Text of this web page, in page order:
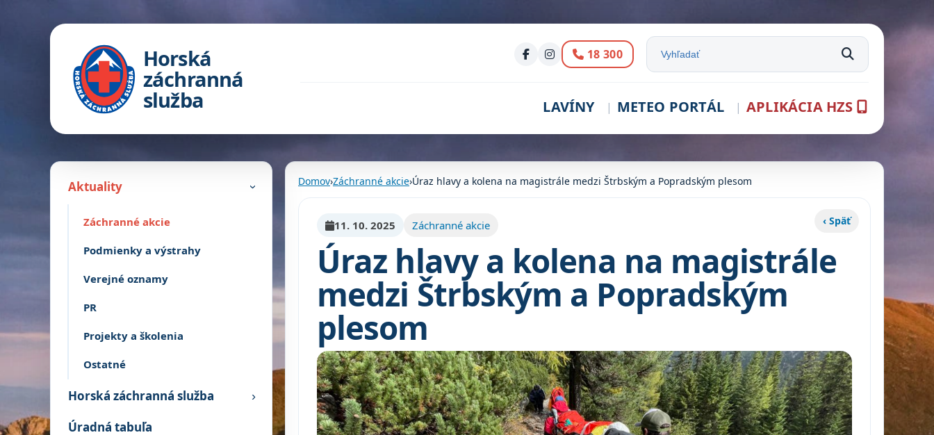
Horská
záchranná
služba
Volanie:
18 300 Vyhľadať na stránke
LAVÍNY METEO PORTÁL APLIKÁCIA HZS
Aktuality ›
Záchranné akcie
Podmienky a výstrahy
Verejné oznamy
PR
Projekty a školenia
Ostatné
Horská záchranná služba ›
Úradná tabuľa
Domov›Záchranné akcie›Úraz hlavy a kolena na magistrále medzi Štrbským a Popradským plesom
‹ Späť
11. 10. 2025 Záchranné akcie
Úraz hlavy a kolena na magistrále
medzi Štrbským a Popradským
plesom